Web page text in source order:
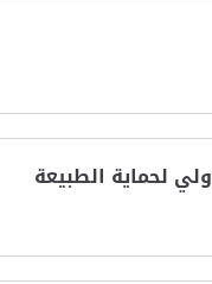
لحماية الطبيعة